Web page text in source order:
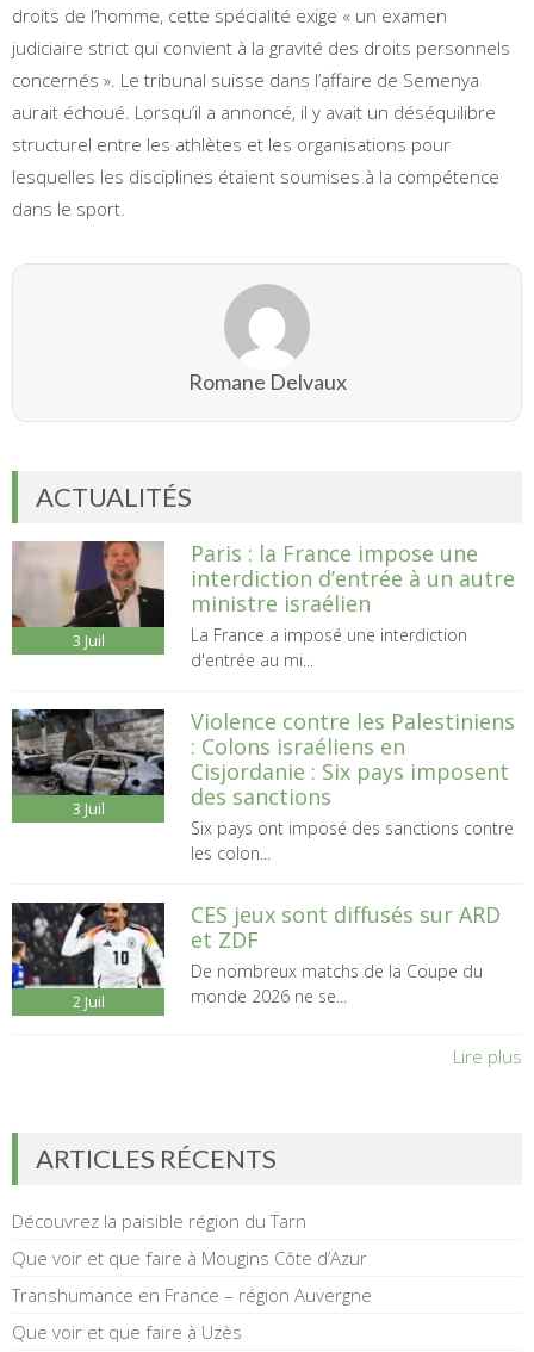
droits de l’homme, cette spécialité exige « un examen
judiciaire strict qui convient à la gravité des droits personnels
concernés ». Le tribunal suisse dans l’affaire de Semenya
aurait échoué. Lorsqu’il a annoncé, il y avait un déséquilibre
structurel entre les athlètes et les organisations pour
lesquelles les disciplines étaient soumises à la compétence
dans le sport.
Romane Delvaux
ACTUALITÉS
3 Juil
Paris : la France impose une
interdiction d’entrée à un autre
ministre israélien
La France a imposé une interdiction
d'entrée au mi...
3 Juil
Violence contre les Palestiniens
: Colons israéliens en
Cisjordanie : Six pays imposent
des sanctions
Six pays ont imposé des sanctions contre
les colon...
2 Juil
CES jeux sont diffusés sur ARD
et ZDF
De nombreux matchs de la Coupe du
monde 2026 ne se...
Lire plus
ARTICLES RÉCENTS
Découvrez la paisible région du Tarn
Que voir et que faire à Mougins Côte d’Azur
Transhumance en France – région Auvergne
Que voir et que faire à Uzès